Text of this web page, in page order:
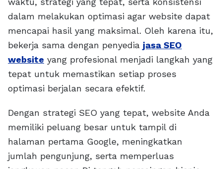
dalam melakukan optimasi agar website dapat
mencapai hasil yang maksimal. Oleh karena itu,
bekerja sama dengan penyedia jasa SEO
website yang profesional menjadi langkah yang
tepat untuk memastikan setiap proses
optimasi berjalan secara efektif.
Dengan strategi SEO yang tepat, website Anda
memiliki peluang besar untuk tampil di
halaman pertama Google, meningkatkan
jumlah pengunjung, serta memperluas